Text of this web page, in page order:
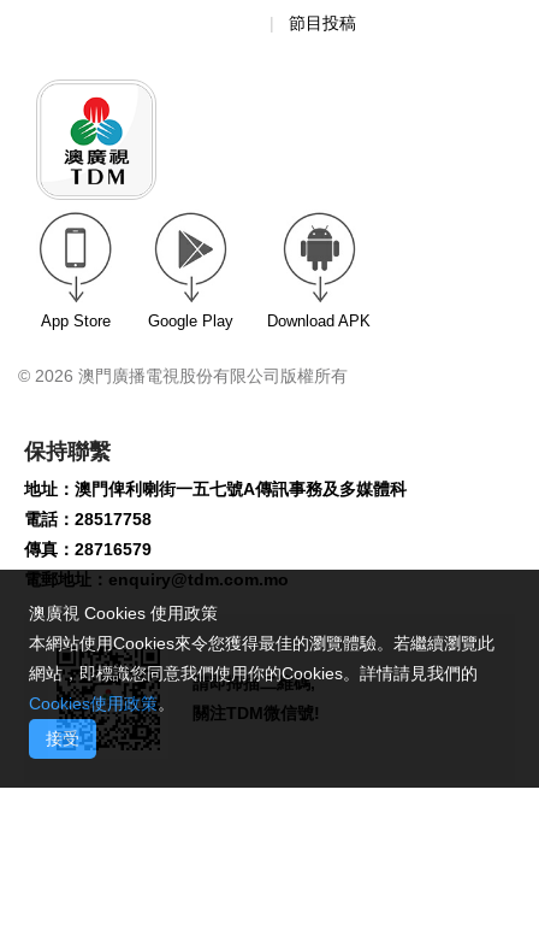
節目投稿
App Store Google Play Download APK
© 2026 澳門廣播電視股份有限公司版權所有
保持聯繫
地址：澳門俾利喇街一五七號A傳訊事務及多媒體科
電話：28517758
傳真：28716579
電郵地址： enquiry@tdm.com.mo
請即掃描二維碼,
關注TDM微信號!
澳廣視 Cookies 使用政策
本網站使用Cookies來令您獲得最佳的瀏覽體驗。若繼續瀏覽此
網站，即標識您同意我們使用你的Cookies。詳情請見我們的
Cookies使用政策。
接受